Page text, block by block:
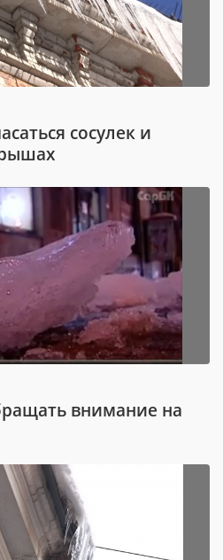
сосулек и
внимание на